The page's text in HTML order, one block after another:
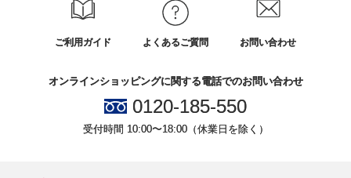
ご利用ガイド よくあるご質問 お問い合わせ
オンラインショッピングに関する電話でのお問い合わせ
0120-185-550
受付時間 10:00〜18:00（休業日を除く）